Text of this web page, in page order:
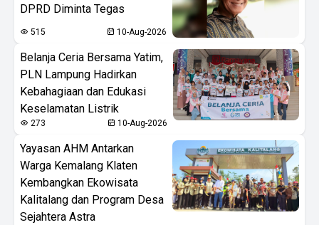
DPRD Diminta Tegas
515 10-Aug-2026
Belanja Ceria Bersama Yatim,
PLN Lampung Hadirkan
Kebahagiaan dan Edukasi
Keselamatan Listrik
273 10-Aug-2026
Yayasan AHM Antarkan
Warga Kemalang Klaten
Kembangkan Ekowisata
Kalitalang dan Program Desa
Sejahtera Astra